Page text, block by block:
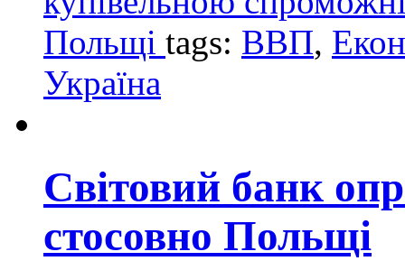
Польщі tags: ВВП,
Україна
Світовий банк
стосовно Польщі